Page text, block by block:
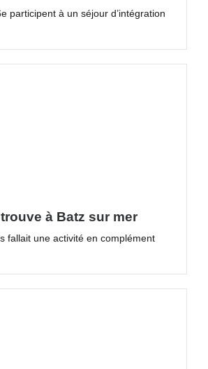
participent à un séjour d’intégration
à Batz sur mer
fallait une activité en complément